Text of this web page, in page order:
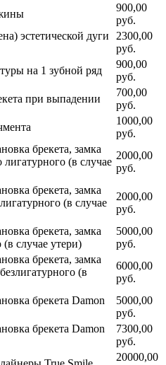
900,00
руб.
эстетической дуги
2300,00
руб.
на 1 зубной ряд
900,00
руб.
при выпадении
700,00
руб.
1000,00
руб.
брекета, замка
лигатурного (в случае
2000,00
руб.
брекета, замка
(в случае
2000,00
руб.
брекета, замка
(в случае утери)
5000,00
руб.
брекета, замка
(в
6000,00
руб.
брекета Damon
5000,00
руб.
брекета Damon
7300,00
руб.
20000,00